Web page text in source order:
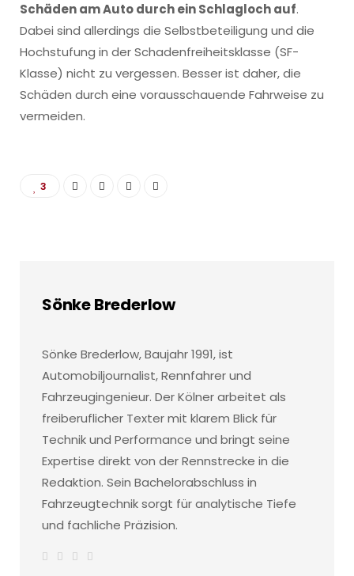
Schäden am Auto durch ein Schlagloch auf.
Dabei sind allerdings die Selbstbeteiligung und die
Hochstufung in der Schadenfreiheitsklasse (SF-
Klasse) nicht zu vergessen. Besser ist daher, die
Schäden durch eine vorausschauende Fahrweise zu
vermeiden.
3
Sönke Brederlow
Sönke Brederlow, Baujahr 1991, ist
Automobiljournalist, Rennfahrer und
Fahrzeugingenieur. Der Kölner arbeitet als
freiberuflicher Texter mit klarem Blick für
Technik und Performance und bringt seine
Expertise direkt von der Rennstrecke in die
Redaktion. Sein Bachelorabschluss in
Fahrzeugtechnik sorgt für analytische Tiefe
und fachliche Präzision.